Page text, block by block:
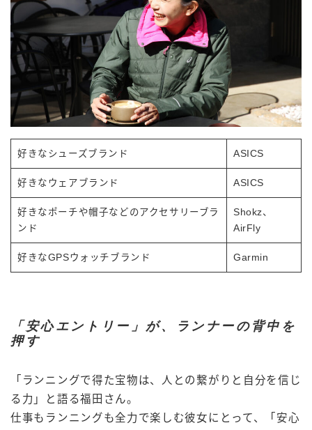
好きなシューズブランド ASICS
好きなウェアブランド ASICS
好きなポーチや帽子などのアクセサリーブラ
ンド
Shokz、
AirFly
好きなGPSウォッチブランド Garmin
「安心エントリー」が、ランナーの背中を
押す
「ランニングで得た宝物は、人との繋がりと自分を信じ
る力」と語る福田さん。
仕事もランニングも全力で楽しむ彼女にとって、「安心